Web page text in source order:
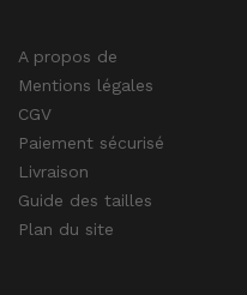
A propos de
Mentions légales
CGV
Paiement sécurisé
Livraison
Guide des tailles
Plan du site